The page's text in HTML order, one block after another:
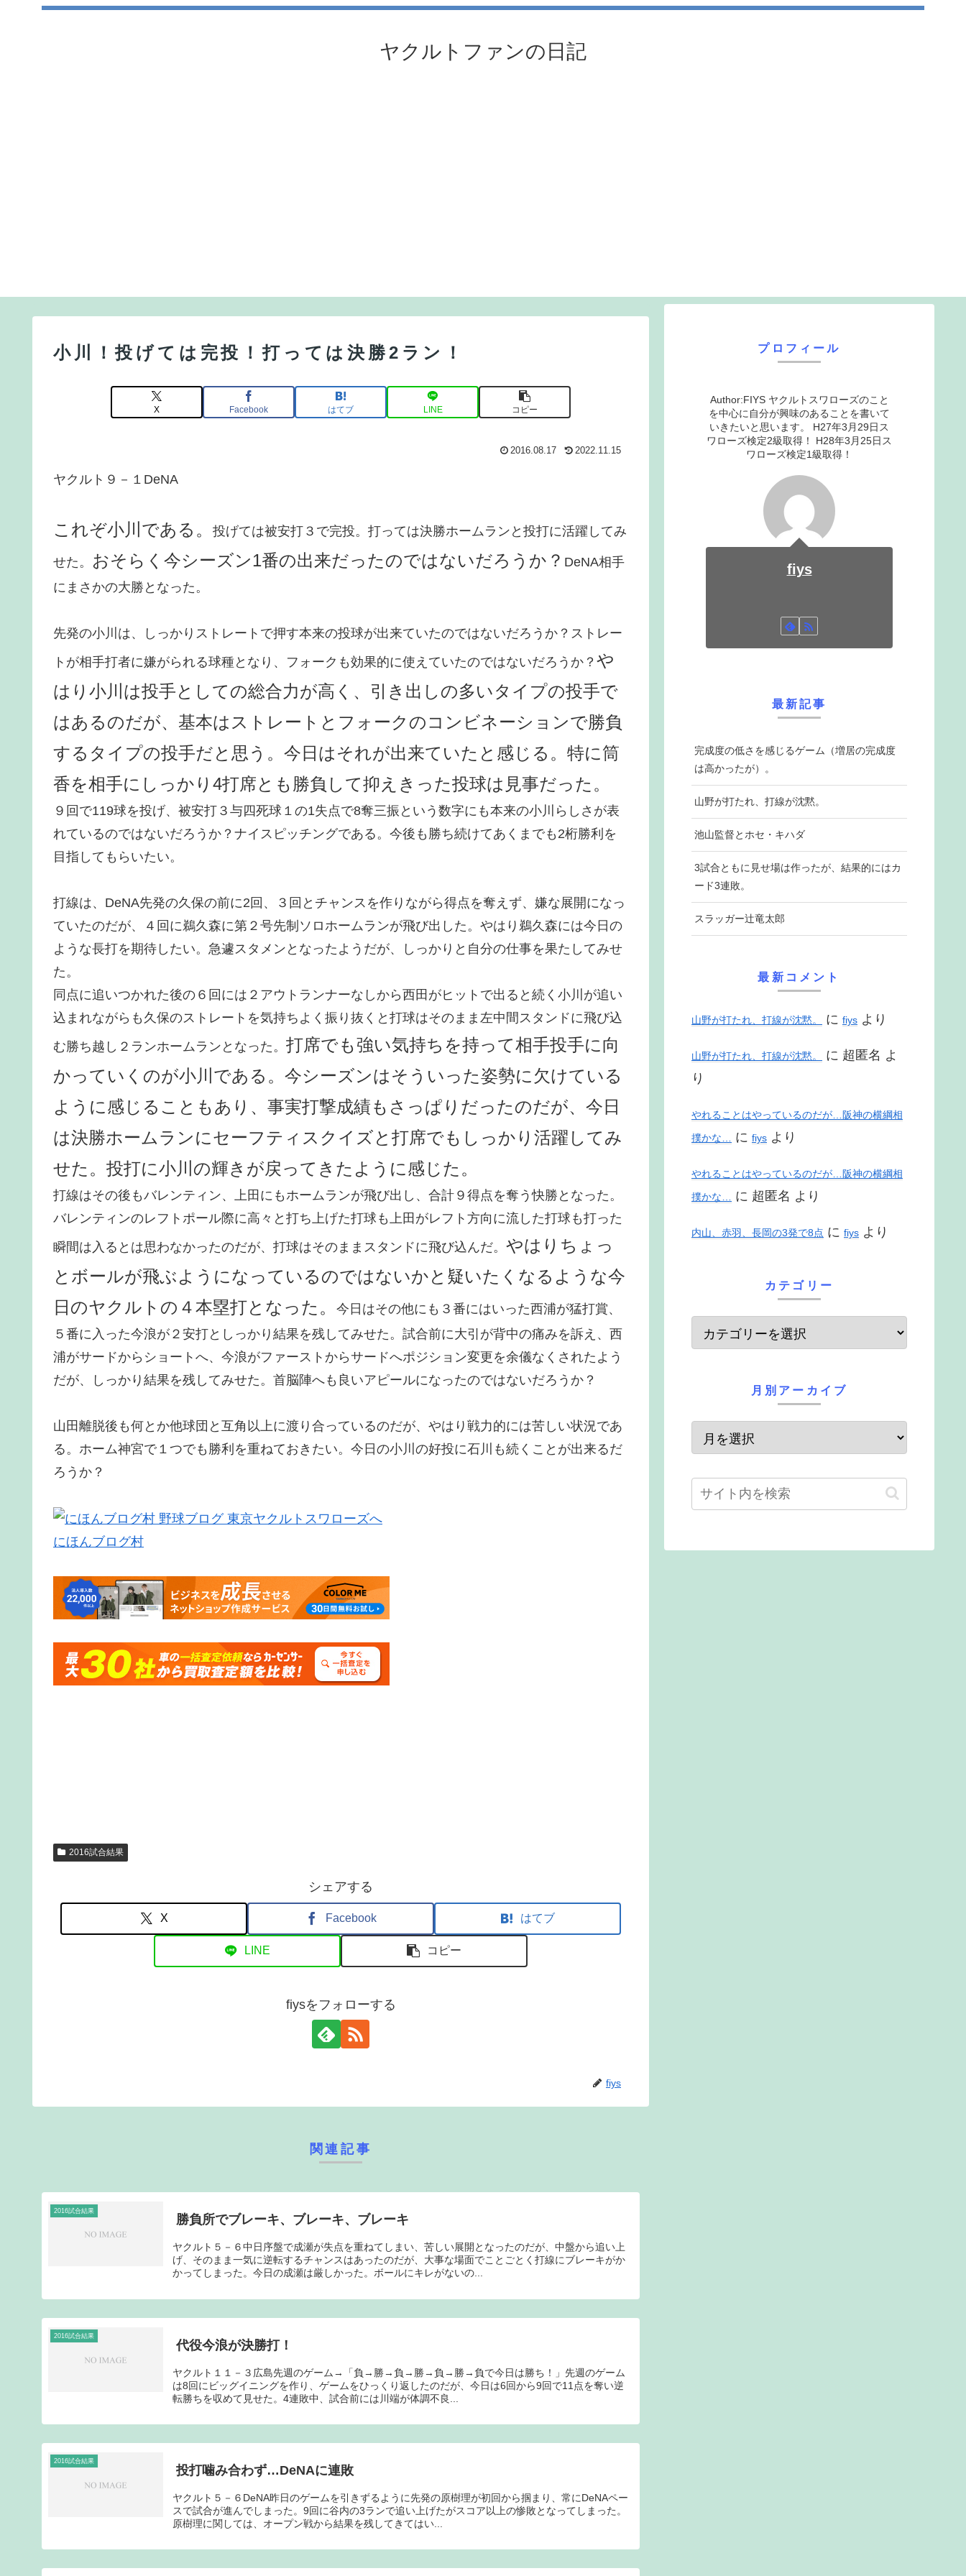
ヤクルトファンの日記
小川！投げては完投！打っては決勝2ラン！
X Facebook はてブ LINE コピー
2016.08.17 2022.11.15
ヤクルト９－１DeNA
これぞ小川である。 投げては被安打３で完投。打っては決勝ホームランと投打に活躍してみ
せた。 おそらく今シーズン1番の出来だったのではないだろうか？ DeNA相手
にまさかの大勝となった。
先発の小川は、しっかりストレートで押す本来の投球が出来ていたのではないだろうか？ストレー
トが相手打者に嫌がられる球種となり、フォークも効果的に使えていたのではないだろうか？ や
はり小川は投手としての総合力が高く、引き出しの多いタイプの投手で
はあるのだが、基本はストレートとフォークのコンビネーションで勝負
するタイプの投手だと思う。今日はそれが出来ていたと感じる。特に筒
香を相手にしっかり4打席とも勝負して抑えきった投球は見事だった。
９回で119球を投げ、被安打３与四死球１の1失点で8奪三振という数字にも本来の小川らしさが表
れているのではないだろうか？ナイスピッチングである。今後も勝ち続けてあくまでも2桁勝利を
目指してもらいたい。
打線は、DeNA先発の久保の前に2回、３回とチャンスを作りながら得点を奪えず、嫌な展開になっ
ていたのだが、４回に鵜久森に第２号先制ソロホームランが飛び出した。やはり鵜久森には今日の
ような長打を期待したい。急遽スタメンとなったようだが、しっかりと自分の仕事を果たしてみせ
た。
同点に追いつかれた後の６回には２アウトランナーなしから西田がヒットで出ると続く小川が追い
込まれながらも久保のストレートを気持ちよく振り抜くと打球はそのまま左中間スタンドに飛び込
む勝ち越し２ランホームランとなった。 打席でも強い気持ちを持って相手投手に向
かっていくのが小川である。今シーズンはそういった姿勢に欠けている
ように感じることもあり、事実打撃成績もさっぱりだったのだが、今日
は決勝ホームランにセーフティスクイズと打席でもしっかり活躍してみ
せた。投打に小川の輝きが戻ってきたように感じた。
打線はその後もバレンティン、上田にもホームランが飛び出し、合計９得点を奪う快勝となった。
バレンティンのレフトポール際に高々と打ち上げた打球も上田がレフト方向に流した打球も打った
瞬間は入るとは思わなかったのだが、打球はそのままスタンドに飛び込んだ。 やはりちょっ
とボールが飛ぶようになっているのではないかと疑いたくなるような今
日のヤクルトの４本塁打となった。
今日はその他にも３番にはいった西浦が猛打賞、
５番に入った今浪が２安打としっかり結果を残してみせた。試合前に大引が背中の痛みを訴え、西
浦がサードからショートへ、今浪がファーストからサードへポジション変更を余儀なくされたよう
だが、しっかり結果を残してみせた。首脳陣へも良いアピールになったのではないだろうか？
山田離脱後も何とか他球団と互角以上に渡り合っているのだが、やはり戦力的には苦しい状況であ
る。ホーム神宮で１つでも勝利を重ねておきたい。今日の小川の好投に石川も続くことが出来るだ
ろうか？
にほんブログ村
2016試合結果
シェアする
X Facebook はてブ
LINE コピー
fiysをフォローする
fiys
関連記事
2016試合結果
勝負所でブレーキ、ブレーキ、ブレーキ
ヤクルト５－６中日序盤で成瀬が失点を重ねてしまい、苦しい展開となったのだが、中盤から追い上
げ、そのまま一気に逆転するチャンスはあったのだが、大事な場面でことごとく打線にブレーキがか
かってしまった。今日の成瀬は厳しかった。ボールにキレがないの...
2016試合結果
代役今浪が決勝打！
ヤクルト１１－３広島先週のゲーム→「負→勝→負→勝→負→勝→負で今日は勝ち！」先週のゲーム
は8回にビッグイニングを作り、ゲームをひっくり返したのだが、今日は6回から9回で11点を奪い逆
転勝ちを収めて見せた。4連敗中、試合前には川端が体調不良...
2016試合結果
投打噛み合わず…DeNAに連敗
ヤクルト５－６DeNA昨日のゲームを引きずるように先発の原樹理が初回から掴まり、常にDeNAペー
スで試合が進んでしまった。9回に谷内の3ランで追い上げたがスコア以上の惨敗となってしまった。
原樹理に関しては、オープン戦から結果を残してきてはい...
プロフィール
Author:FIYS ヤクルトスワローズのこと
を中心に自分が興味のあることを書いて
いきたいと思います。 H27年3月29日ス
ワローズ検定2級取得！ H28年3月25日ス
ワローズ検定1級取得！
fiys
最新記事
完成度の低さを感じるゲーム（増居の完成度
は高かったが）。
山野が打たれ、打線が沈黙。
池山監督とホセ・キハダ
3試合ともに見せ場は作ったが、結果的にはカ
ード3連敗。
スラッガー辻竜太郎
最新コメント
山野が打たれ、打線が沈黙。 に fiys より
山野が打たれ、打線が沈黙。 に 超匿名 よ
り
やれることはやっているのだが…阪神の横綱相
撲かな… に fiys より
やれることはやっているのだが…阪神の横綱相
撲かな… に 超匿名 より
内山、赤羽、長岡の3発で8点 に fiys より
カテゴリー
月別アーカイブ